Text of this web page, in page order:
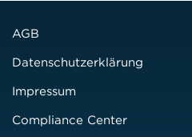
AGB
Datenschutzerklärung
Impressum
Compliance Center